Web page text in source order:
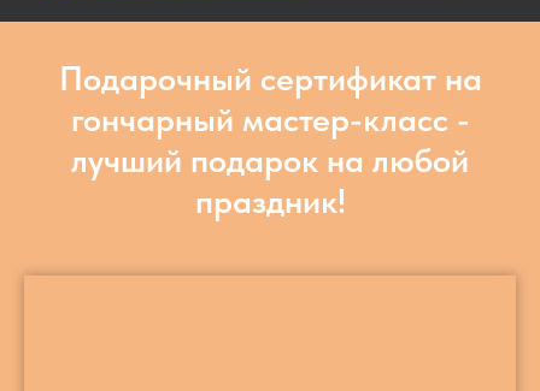
Подарочный сертификат на
гончарный мастер-класс -
лучший подарок на любой
праздник!